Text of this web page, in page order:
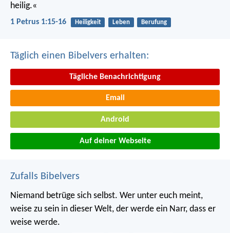
heilig.«
1 Petrus 1:15-16 Heiligkeit Leben Berufung
Täglich einen Bibelvers erhalten:
Tägliche Benachrichtigung
Email
Android
Auf deiner Webseite
Zufalls Bibelvers
Niemand betrüge sich selbst. Wer unter euch meint,
weise zu sein in dieser Welt, der werde ein Narr, dass er
weise werde.